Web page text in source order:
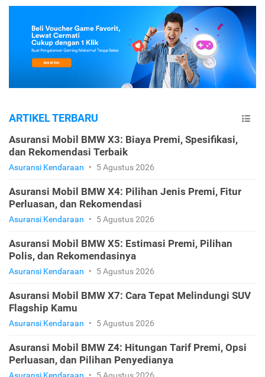
ARTIKEL TERBARU
Asuransi Mobil BMW X3: Biaya Premi, Spesifikasi,
dan Rekomendasi Terbaik
Asuransi Kendaraan • 5 Agustus 2026
Asuransi Mobil BMW X4: Pilihan Jenis Premi, Fitur
Perluasan, dan Rekomendasi
Asuransi Kendaraan • 5 Agustus 2026
Asuransi Mobil BMW X5: Estimasi Premi, Pilihan
Polis, dan Rekomendasinya
Asuransi Kendaraan • 5 Agustus 2026
Asuransi Mobil BMW X7: Cara Tepat Melindungi SUV
Flagship Kamu
Asuransi Kendaraan • 5 Agustus 2026
Asuransi Mobil BMW Z4: Hitungan Tarif Premi, Opsi
Perluasan, dan Pilihan Penyedianya
Asuransi Kendaraan • 5 Agustus 2026